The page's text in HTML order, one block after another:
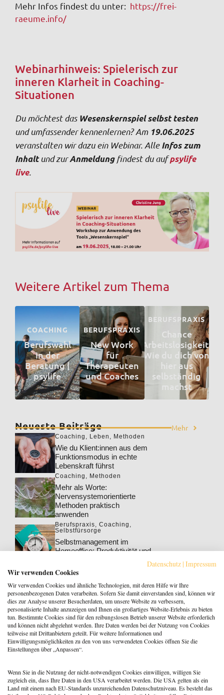
Mehr Infos findest du unter: https://frei-
raeume.info/
Webinarhinweis: Spielerisch zur
inneren Klarheit in Coaching-
Situationen
Du möchtest das Wesenskernspiel selbst testen
und umfassender kennenlernen? Am 19.06.2025
veranstalten wir dazu ein Webinar. AlleInfos zum
Inhaltund zurAnmeldungfindest du aufpsylife
live.
Weitere Artikel zum Thema
COACHING
Berufswahl
in der
Beratung |
psylife
BERUFSPRAXIS
New Work
für
Therapeuten
und Coaches
BERUFSPRAXIS
Chance
Arbeitslosigkeit:
Wie du dich von
hier aus
selbständig
machst
Neueste Beiträge Mehr
Coaching Leben Methoden
Wie du Klient:innen aus dem
Funktionsmodus in echte
Lebenskraft führst
Coaching , Methoden
Mehr als Worte:
Nervensystemorientierte
Methoden praktisch
anwenden
Berufspraxis, Coaching ,
Selbstfürsorge
Selbstmanagement im
Homeoffice: Produktivität und
Berufspraxis
Klarheit gewinnt: Gebucht
werden als Coach:in im KI-
Zeitalter
Berufspraxis
Patientenrechtegesetz: 5
typische Irrtümer im Fakten-
Check
Coaching
falschen Fragen? Zeit für ein
Repertoire-Update
Datenschutz | Impressum
Wir verwenden Cookies
Wir verwenden Cookies und ähnliche Technologien, mit deren Hilfe wir Ihre
personenbezogenen Daten verarbeiten. Sofern Sie damit einverstanden sind, können wir
dies zur Analyse unserer Besucherdaten, um unsere Website zu verbessern,
personalisierte Inhalte anzuzeigen und Ihnen ein großartiges Website-Erlebnis zu bieten
tun. Bestimmte Cookies sind für den reibungslosen Betrieb unserer Website erforderlich
und können nicht abgelehnt werden. Ihre Daten werden bei der Nutzung von Cookies
teilweise mit Drittanbietern geteilt. Für weitere Informationen und
Einwilligungsmöglichkeiten zu den von uns verwendeten Cookies öffnen Sie die
Einstellungen über „Anpassen“.
Wenn Sie in die Nutzung der nicht-notwendigen Cookies einwilligen, willigen Sie
zugleich ein, dass Ihre Daten in den USA verarbeitet werden. Die USA gelten als ein
Land mit einem nach EU-Standards unzureichenden Datenschutzniveau. Es besteht das